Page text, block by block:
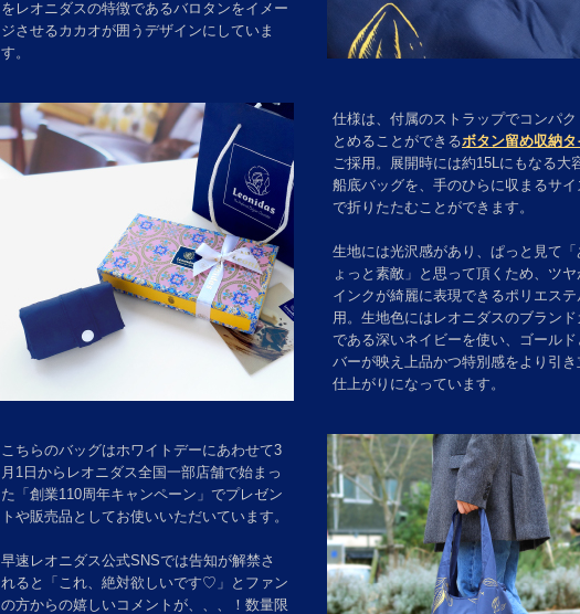
をレオニダスの特徴であるバロタンをイメー
ジさせるカカオが囲うデザインにしていま
す。
仕様は、付属のストラップでコンパク
とめることができるボタン留め収納タ
ご採用。展開時には約15Lにもなる大
船底バッグを、手のひらに収まるサイ
で折りたたむことができます。
生地には光沢感があり、ぱっと見て「
ょっと素敵」と思って頂くため、ツ
インクが綺麗に表現できるポリエス
用。生地色にはレオニダスのブラン
である深いネイビーを使い、ゴールド
バーが映え上品かつ特別感をより引き
仕上がりになっています。
こちらのバッグはホワイトデーにあわせて3
月1日からレオニダス全国一部店舗で始まっ
た「創業110周年キャンペーン」でプレゼン
トや販売品としてお使いいただいています。
早速レオニダス公式SNSでは告知が解禁さ
れると「これ、絶対欲しいです♡」とファン
の方からの嬉しいコメントが、、、！数量限